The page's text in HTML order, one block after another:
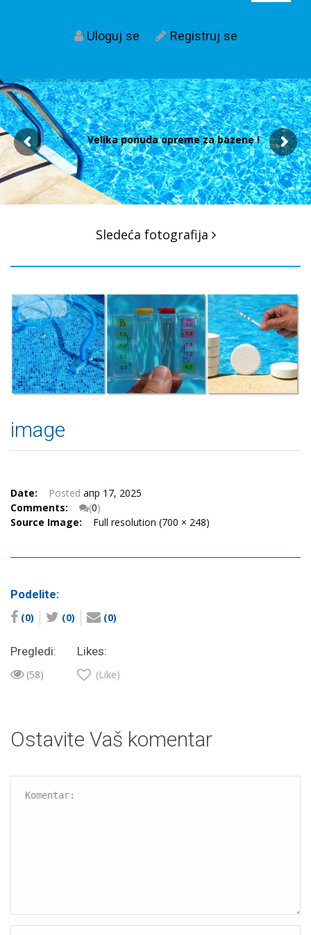
Uloguj se Registruj se
Velika ponuda opreme za bazene !
Sledeća fotografija
image
Date: Posted апр 17, 2025
Comments:
(0)
Source Image:
Full resolution (700 × 248)
Podelite:
(0) (0) (0)
Pregledi:
(58)
Likes:
(Like)
Ostavite Vaš komentar